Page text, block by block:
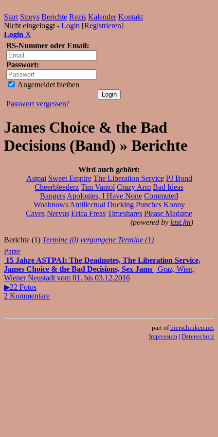
Start Storys Berichte Rezis Kalender Kontakt
Nicht eingeloggt - Login [Registrieren]
Login X
BS-Nummer oder Email:
Passwort:
Angemeldet bleiben
Passwort vergessen?
James Choice & the Bad
Decisions (Band) » Berichte
Wird auch gehört:
Astpai Sweet Empire The Liberation Service PJ Bond
Cheerbleederz Tim Vantol Crazy Arm Bad Ideas
Bangers Apologies, I Have None Commuted
Woahnows Antillectual Ducking Punches Konny
Caves Nervus Erica Freas Timeshares Please Madame
(powered by last.fm)
Berichte (1) Termine (0) vergangene Termine (1)
Patze
15 Jahre ASTPAI: The Deadnotes, The Liberation Service,
James Choice & the Bad Decisions, Sex Jams | Graz, Wien,
Wiener Neustadt vom 01. bis 03.12.2016
▶22 Fotos
2 Kommentare
part ofbierschinken.net
Impressum | Datenschutz